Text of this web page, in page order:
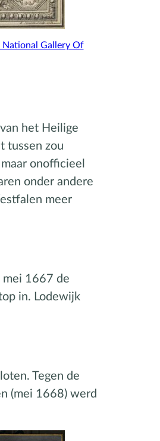
Gallery Of
het Heilige
tussen zou
onofficieel
onder andere
meer
mei 1667 de
in. Lodewijk
Tegen de
(mei 1668) werd